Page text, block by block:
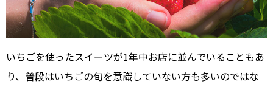
いちごを使ったスイーツが1年中お店に並んでいることもあ
り、普段はいちごの旬を意識していない方も多いのではな